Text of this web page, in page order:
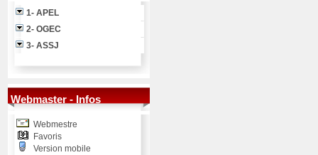
1- APEL
2- OGEC
3- ASSJ
Webmaster - Infos
Webmestre
Favoris
Version mobile